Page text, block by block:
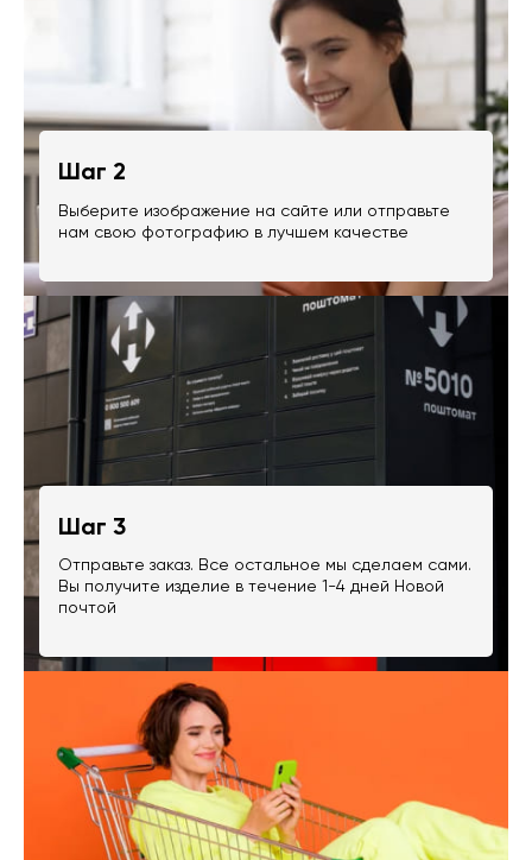
Шаг 2
Выберите изображение на сайте или отправьте
нам свою фотографию в лучшем качестве
Шаг 3
Отправьте заказ. Все остальное мы сделаем сами.
Вы получите изделие в течение 1-4 дней Новой
почтой